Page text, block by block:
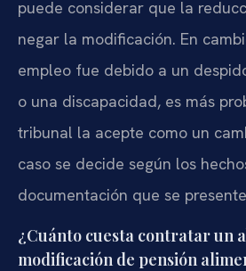
puede considerar que la
negar la modificación. En
empleo fue debido a un
o una discapacidad, es más
tribunal la acepte como un
caso se decide según los
documentación que se
¿Cuánto cuesta contratar un
modificación de pensión